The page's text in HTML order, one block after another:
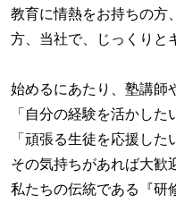
教育に情熱をお持ちの方
方、当社で、じっくりと
始めるにあたり、塾講師
「自分の経験を活かした
「頑張る生徒を応援した
その気持ちがあれば大歓
私たちの伝統である『研